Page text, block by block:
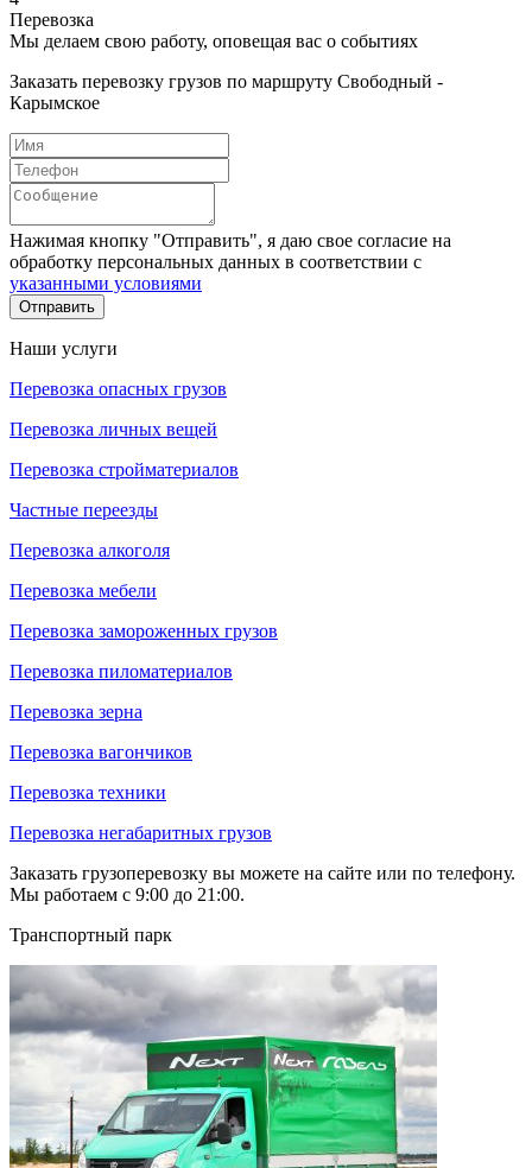
Перевозка
Мы делаем свою работу, оповещая вас о событиях
Заказать перевозку грузов по маршруту Свободный -
Карымское
Нажимая кнопку "Отправить", я даю свое согласие на
обработку персональных данных в соответствии с
указанными условиями
Отправить
Наши услуги
Перевозка опасных грузов
Перевозка личных вещей
Перевозка стройматериалов
Частные переезды
Перевозка алкоголя
Перевозка мебели
Перевозка замороженных грузов
Перевозка пиломатериалов
Перевозка зерна
Перевозка вагончиков
Перевозка техники
Перевозка негабаритных грузов
Заказать грузоперевозку вы можете на сайте или по телефону.
Мы работаем с 9:00 до 21:00.
Транспортный парк